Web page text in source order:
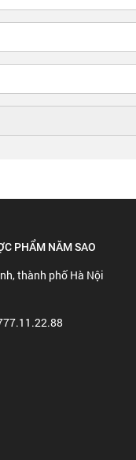
PHẨM NĂM SAO
thành phố Hà Nội